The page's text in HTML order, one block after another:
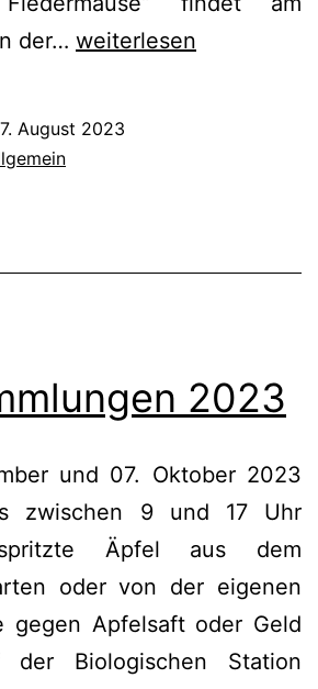
der… Fledermausexkursion
weiterlesen
August 2023
2023
und 07. Oktober 2023
zwischen 9 und 17 Uhr
Äpfel aus dem
oder von der eigenen
gegen Apfelsaft oder Geld
Biologischen Station